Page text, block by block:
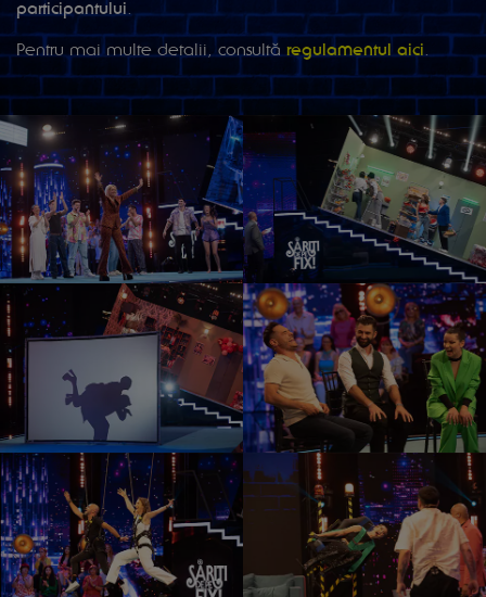
participantului.
Pentru mai multe detalii, consultăregulamentul aici.